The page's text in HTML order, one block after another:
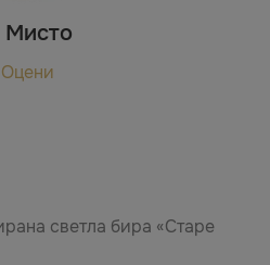
Мисто
Оцени
светла бира «Старе